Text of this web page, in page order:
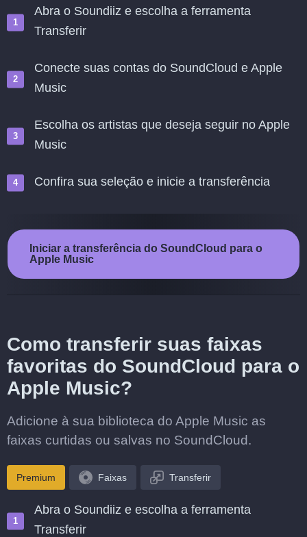
Abra o Soundiiz e escolha a ferramenta
Transferir
Conecte suas contas do SoundCloud e Apple
Music
Escolha os artistas que deseja seguir no Apple
Music
Confira sua seleção e inicie a transferência
Iniciar a transferência do SoundCloud para o
Apple Music
Como transferir suas faixas
favoritas do SoundCloud para o
Apple Music?
Adicione à sua biblioteca do Apple Music as
faixas curtidas ou salvas no SoundCloud.
Premium Faixas Transferir
Abra o Soundiiz e escolha a ferramenta
Transferir